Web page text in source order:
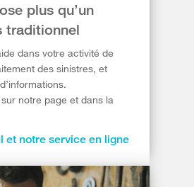
plus qu’un
traditionnel
dans votre activité de
des sinistres, et
notre page et dans la
et notre service en ligne